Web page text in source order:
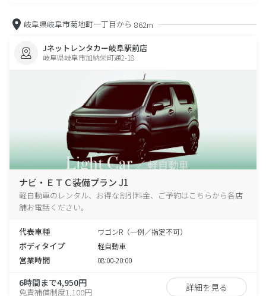
岐阜県岐阜市菊地町一丁目から 862m
Jネットレンタカー岐阜駅前店
岐阜県岐阜市加納栄町通2-18
ナビ・ＥＴＣ装備プラン J1
軽自動車のレンタル、お得な割引料金、ご予約はこちらから各店
舗お電話ください。
代表車種 ワゴンR（一例／指定不可）
ボディタイプ 軽自動車
営業時間 08:00-20:00
6時間まで4,950円
免責補償制度1,100円 詳細を見る